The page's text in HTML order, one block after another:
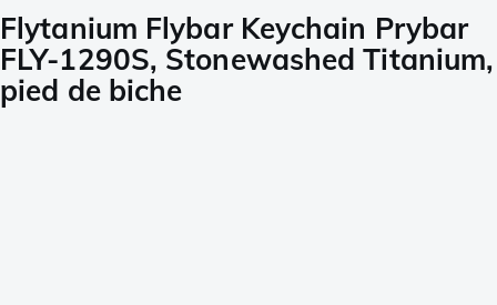
Flytanium Flybar Keychain Prybar
FLY-1290S, Stonewashed Titanium,
pied de biche